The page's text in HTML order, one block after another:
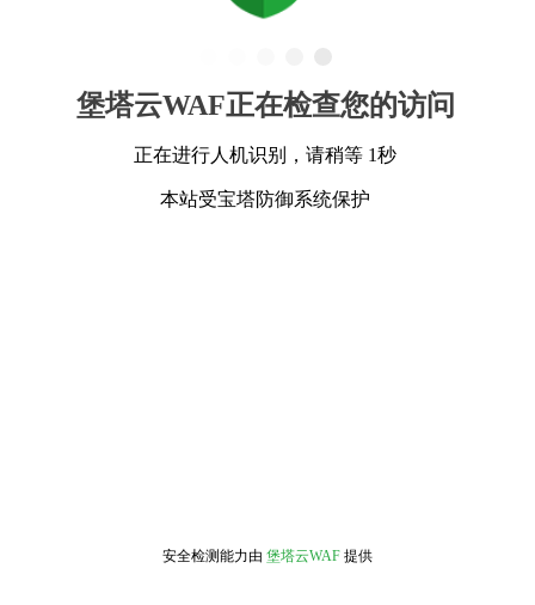
堡塔云WAF正在检查您的访问
正在进行人机识别，请稍等 1秒
本站受宝塔防御系统保护
安全检测能力由 堡塔云WAF 提供